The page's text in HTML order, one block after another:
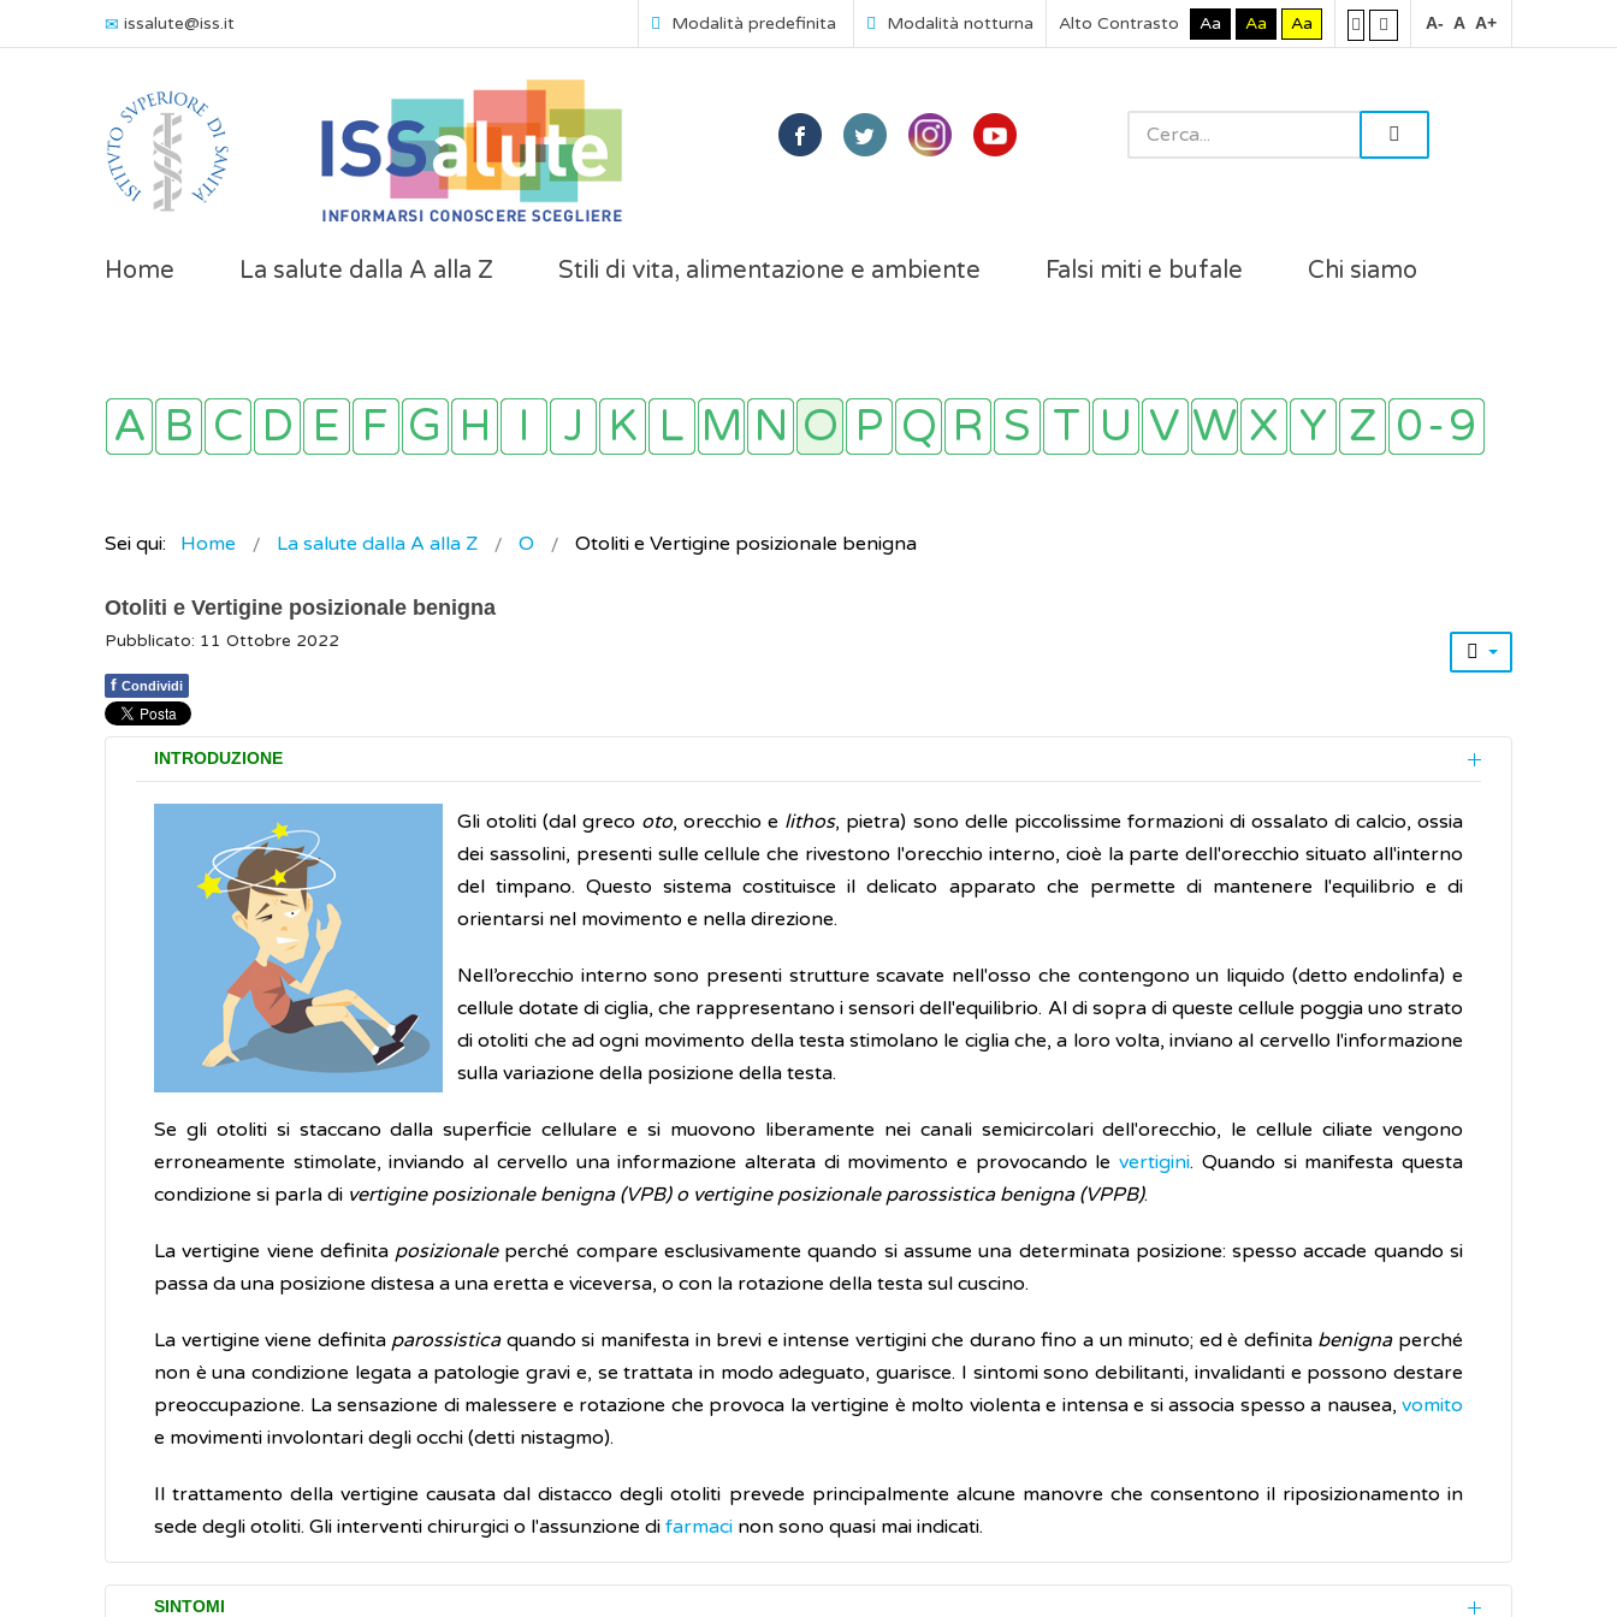
issalute@iss.it Modalità predefinita Modalità notturna Alto Contrasto Aa Aa Aa A- A A+
Home La salute dalla A alla Z Stili di vita, alimentazione e ambiente Falsi miti e bufale Chi siamo
Sei qui: Home La salute dalla A alla Z O Otoliti e Vertigine posizionale benigna
Otoliti e Vertigine posizionale benigna
Pubblicato: 11 Ottobre 2022
f Condividi
INTRODUZIONE
Gli otoliti (dal greco oto, orecchio e lithos, pietra) sono delle piccolissime formazioni di ossalato di calcio, ossia
dei sassolini, presenti sulle cellule che rivestono l'orecchio interno, cioè la parte dell'orecchio situato all'interno
del timpano. Questo sistema costituisce il delicato apparato che permette di mantenere l'equilibrio e di
orientarsi nel movimento e nella direzione.
Nell’orecchio interno sono presenti strutture scavate nell'osso che contengono un liquido (detto endolinfa) e
cellule dotate di ciglia, che rappresentano i sensori dell'equilibrio. Al di sopra di queste cellule poggia uno strato
di otoliti che ad ogni movimento della testa stimolano le ciglia che, a loro volta, inviano al cervello l'informazione
sulla variazione della posizione della testa.
Se gli otoliti si staccano dalla superficie cellulare e si muovono liberamente nei canali semicircolari dell'orecchio, le cellule ciliate vengono
erroneamente stimolate, inviando al cervello una informazione alterata di movimento e provocando levertigini. Quando si manifesta questa
condizione si parla di vertigine posizionale benigna (VPB) o vertigine posizionale parossistica benigna (VPPB).
La vertigine viene definita posizionaleperché compare esclusivamente quando si assume una determinata posizione: spesso accade quando si
passa da una posizione distesa a una eretta e viceversa, o con la rotazione della testa sul cuscino.
La vertigine viene definita parossisticaquando si manifesta in brevi e intense vertigini che durano fino a un minuto; ed è definita benignaperché
non è una condizione legata a patologie gravi e, se trattata in modo adeguato, guarisce. I sintomi sono debilitanti, invalidanti e possono destare
preoccupazione. La sensazione di malessere e rotazione che provoca la vertigine è molto violenta e intensa e si associa spesso a nausea, vomito
e movimenti involontari degli occhi (detti nistagmo).
Il trattamento della vertigine causata dal distacco degli otoliti prevede principalmente alcune manovre che consentono il riposizionamento in
sede degli otoliti. Gli interventi chirurgici o l'assunzione di farmaci non sono quasi mai indicati.
SINTOMI